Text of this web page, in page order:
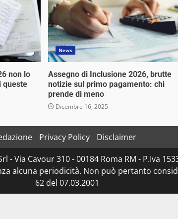
non lo
queste
News
Assegno di Inclusione 2026, brutte
notizie sul primo pagamento: chi
prende di meno
Dicembre 16, 2025
Privacy Policy
Disclaimer
Via Cavour 310 - 00184 Roma RM - P.Iva
alcuna periodicità. Non può pertanto
62 del 07.03.2001